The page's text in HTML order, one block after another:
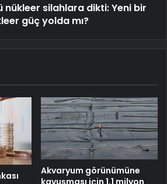
nükleer silahlara dikti: Yeni bir
güç yolda mı?
Akvaryum görünümüne